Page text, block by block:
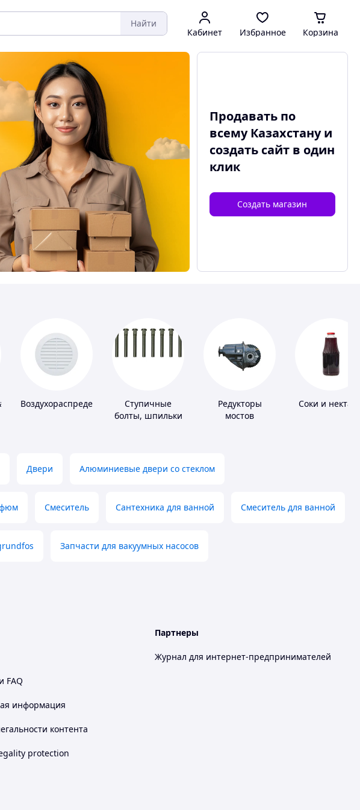
Найти
Кабинет Избранное Корзина
Продавать по
всему Казахстану и
создать сайтв один
клик
Создать магазин
Воздухораспределители
Ступичные
болты, шпильки
Редукторы
мостов
Соки и
Двери Алюминиевые двери со стеклом
Смеситель Сантехника для ванной Смеситель для ванной
Запчасти для вакуумных насосов
FAQ
информация
контента
protection
Партнеры
Журнал для интернет-предпринимателей